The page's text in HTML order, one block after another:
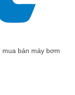
bán máy bơm